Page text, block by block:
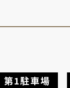
第1駐車場